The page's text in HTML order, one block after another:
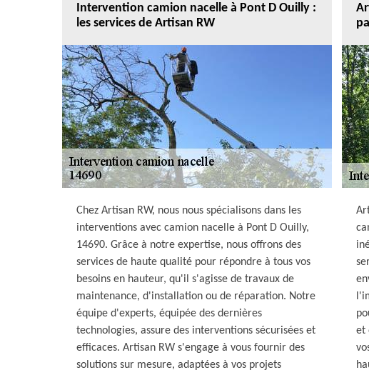
Intervention camion nacelle à Pont D Ouilly :
les services de Artisan RW
Chez Artisan RW, nous nous spécialisons dans les
interventions avec camion nacelle à Pont D Ouilly,
14690. Grâce à notre expertise, nous offrons des
services de haute qualité pour répondre à tous vos
besoins en hauteur, qu'il s'agisse de travaux de
maintenance, d'installation ou de réparation. Notre
équipe d'experts, équipée des dernières
technologies, assure des interventions sécurisées et
efficaces. Artisan RW s'engage à vous fournir des
solutions sur mesure, adaptées à vos projets
et